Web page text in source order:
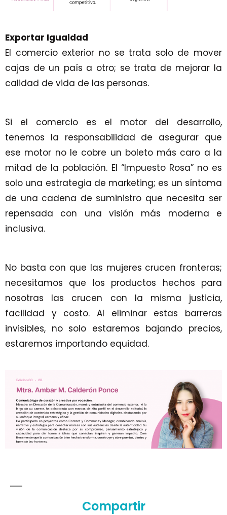
Exportar Igualdad
El comercio exterior no se trata solo de mover
cajas de un país a otro; se trata de mejorar la
calidad de vida de las personas.
Si el comercio es el motor del desarrollo,
tenemos la responsabilidad de asegurar que
ese motor no le cobre un boleto más caro a la
mitad de la población. El “Impuesto Rosa” no es
solo una estrategia de marketing; es un síntoma
de una cadena de suministro que necesita ser
repensada con una visión más moderna e
inclusiva.
No basta con que las mujeres crucen fronteras;
necesitamos que los productos hechos para
nosotras las crucen con la misma justicia,
facilidad y costo. Al eliminar estas barreras
invisibles, no solo estaremos bajando precios,
estaremos importando equidad.
Compartir